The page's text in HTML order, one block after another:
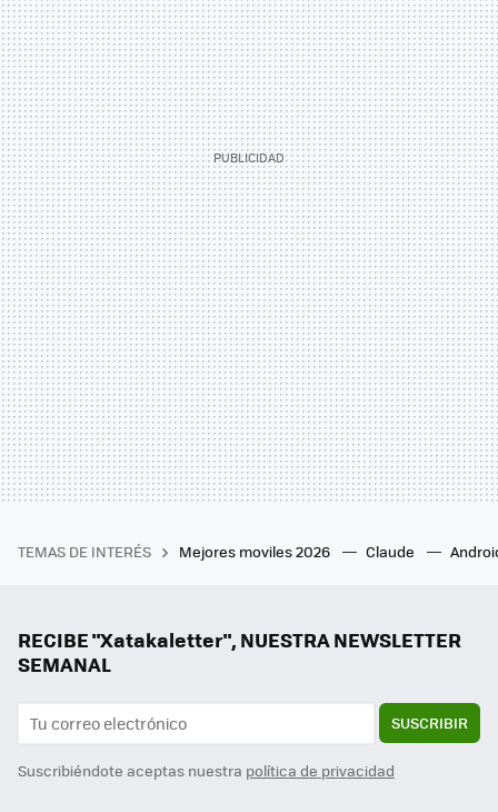
TEMAS DE INTERÉS Mejores moviles 2026 Claude
RECIBE "Xatakaletter", NUESTRA NEWSLETTER
SEMANAL
SUSCRIBIR
Suscribiéndote aceptas nuestra política de privacidad